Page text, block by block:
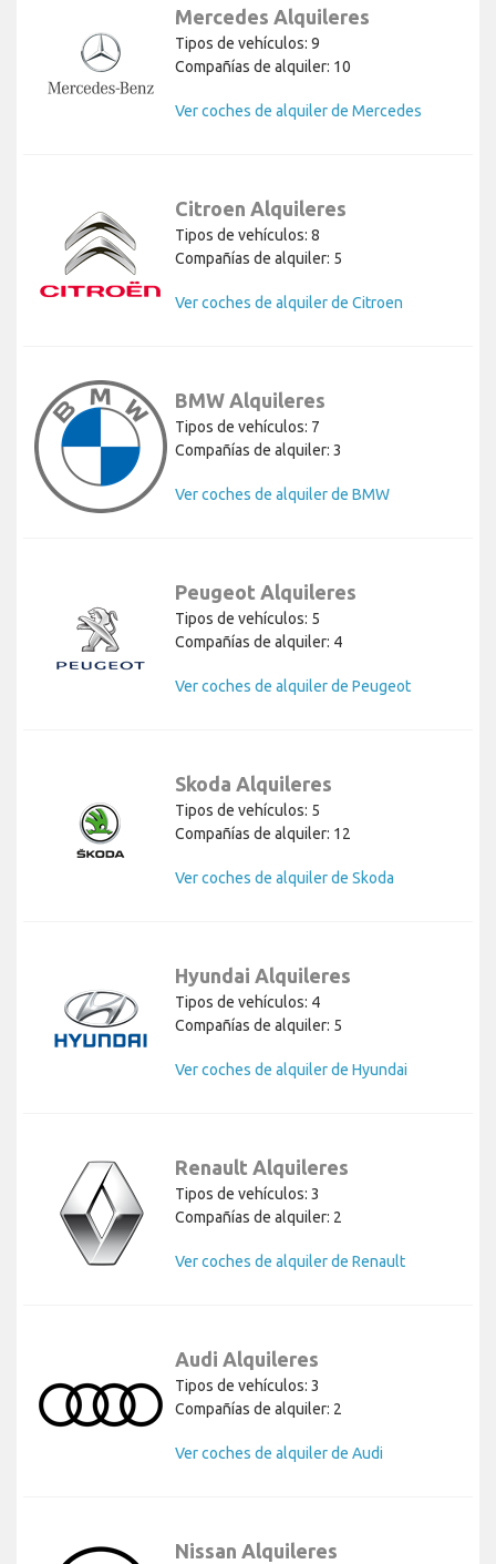
Mercedes Alquileres
Tipos de vehículos: 9
Compañías de alquiler: 10
Ver coches de alquiler de Mercedes
Citroen Alquileres
Tipos de vehículos: 8
Compañías de alquiler: 5
Ver coches de alquiler de Citroen
BMW Alquileres
Tipos de vehículos: 7
Compañías de alquiler: 3
Ver coches de alquiler de BMW
Peugeot Alquileres
Tipos de vehículos: 5
Compañías de alquiler: 4
Ver coches de alquiler de Peugeot
Skoda Alquileres
Tipos de vehículos: 5
Compañías de alquiler: 12
Ver coches de alquiler de Skoda
Hyundai Alquileres
Tipos de vehículos: 4
Compañías de alquiler: 5
Ver coches de alquiler de Hyundai
Renault Alquileres
Tipos de vehículos: 3
Compañías de alquiler: 2
Ver coches de alquiler de Renault
Audi Alquileres
Tipos de vehículos: 3
Compañías de alquiler: 2
Ver coches de alquiler de Audi
Nissan Alquileres